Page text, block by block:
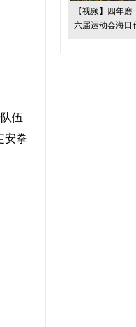
伍
安拳
【视频】四年
六届运动会海口